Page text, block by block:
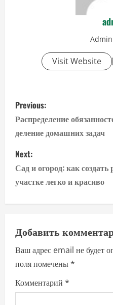
Visit Website
P
o
s
t
n
a
v
i
g
a
Previous:
Распределение
деление домашних задач
Next:
Сад и огород: как
участке легко и красиво
Добавить
Ваш адрес email не будет
поля помечены*
Комментарий *